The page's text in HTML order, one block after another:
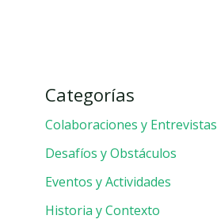
Categorías
Colaboraciones y Entrevistas
Desafíos y Obstáculos
Eventos y Actividades
Historia y Contexto